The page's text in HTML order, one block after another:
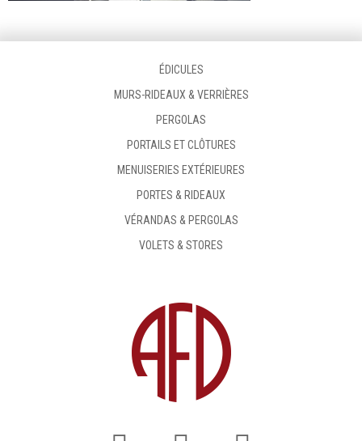
ÉDICULES
MURS-RIDEAUX & VERRIÈRES
PERGOLAS
PORTAILS ET CLÔTURES
MENUISERIES EXTÉRIEURES
PORTES & RIDEAUX
VÉRANDAS & PERGOLAS
VOLETS & STORES